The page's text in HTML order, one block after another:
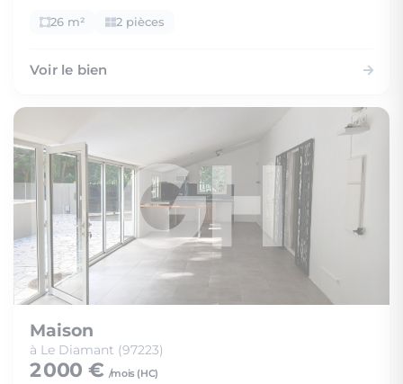
26 m² 2 pièces
Voir le bien
Maison
à Le Diamant (97223)
2 000 € /mois (HC)